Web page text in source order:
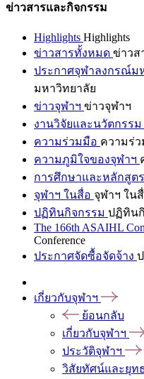
ข่าวสารและกิจกรรม
Highlights Highlights
ข่าวสารทั้งหมด ข่าวส
ประกาศจุฬาลงกรณ์ม
มหาวิทยาลัย
ข่าวจุฬาฯ ข่าวจุฬาฯ
งานวิจัยและนวัตกรรม
ความร่วมมือ ความร่
ความภูมิใจของจุฬาฯ
การศึกษาและหลักสูตร
จุฬาฯ ในสื่อ จุฬาฯ ใน
ปฏิทินกิจกรรม ปฏิทิน
The 166th ASAIHL
Conference
ประกาศจัดซื้อจัดจ้าง
เกี่ยวกับจุฬาฯ
ย้อนกลับ
เกี่ยวกับจุฬาฯ
ประวัติจุฬาฯ
วิสัยทัศน์และยุท